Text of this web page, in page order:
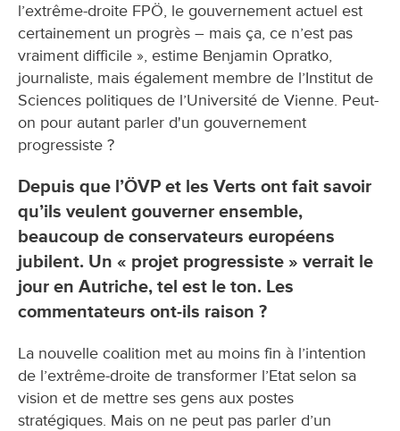
l’extrême-droite FPÖ, le gouvernement actuel est
certainement un progrès – mais ça, ce n’est pas
vraiment difficile », estime Benjamin Opratko,
journaliste, mais également membre de l’Institut de
Sciences politiques de l’Université de Vienne. Peut-
on pour autant parler d'un gouvernement
progressiste ?
Depuis que l’ÖVP et les Verts ont fait savoir
qu’ils veulent gouverner ensemble,
beaucoup de conservateurs européens
jubilent. Un « projet progressiste » verrait le
jour en Autriche, tel est le ton. Les
commentateurs ont-ils raison ?
La nouvelle coalition met au moins fin à l’intention
de l’extrême-droite de transformer l’Etat selon sa
vision et de mettre ses gens aux postes
stratégiques. Mais on ne peut pas parler d’un